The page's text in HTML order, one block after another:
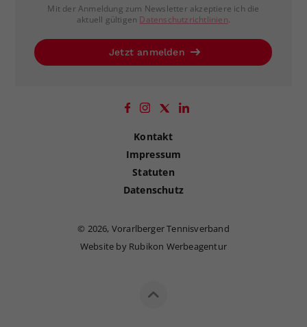
Mit der Anmeldung zum Newsletter akzeptiere ich die
aktuell gültigen Datenschutzrichtlinien.
Jetzt anmelden
Kontakt
Impressum
Statuten
Datenschutz
© 2026, Vorarlberger Tennisverband
Website by Rubikon Werbeagentur